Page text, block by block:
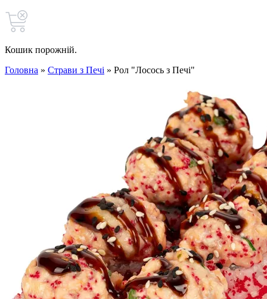
Кошик порожній.
Головна » Страви з Печі » Рол "Лосось з Печі"